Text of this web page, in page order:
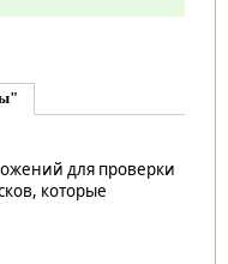
для проверки
которые